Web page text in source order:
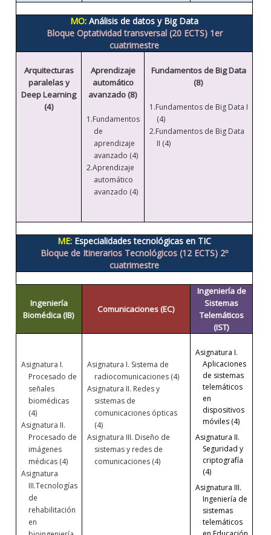
MO: Análisis de datos y Big Data
Bloque Optatividad transversal (20 ECTS) 1er
cuatrimestre
Arquitecturas
paralelas y
Deep Learning
(4)
Aprendizaje
automático
avanzado (8)
1.Fundamentos
de
aprendizaje
avanzado (4)
2.Aprendizaje
automático
avanzado (4)
Fundamentos de Big Data
(8)
1.Fundamentos de Big Data I
(4)
2.Fundamentos de Big Data
II (4)
ME: Especialidades tecnológicas en TIC
Bloque de Itinerarios Tecnológicos (12 ECTS) 2º
cuatrimestre
Ingeniería
Biomédica (IB)
Comunicaciones (EC)
Ingeniería de
Sistemas
Telemáticos
(IST)
Asignatura I.
Procesado de
señales
biomédicas
(4)
Asignatura II.
Procesado de
imágenes
médicas (4)
Asignatura
III.Tecnologías
de
rehabilitación
en
Asignatura I. Sistema de
radiocomunicaciones (4)
Asignatura II. Redes y
sistemas de
comunicaciones ópticas
(4)
Asignatura III. Diseño de
sistemas y redes de
comunicaciones (4)
Asignatura I.
Aplicaciones
de sistemas
telemáticos
en
dispositivos
móviles (4)
Asignatura II.
Seguridad y
criptografía
(4)
Asignatura III.
Ingeniería de
sistemas
telemáticos